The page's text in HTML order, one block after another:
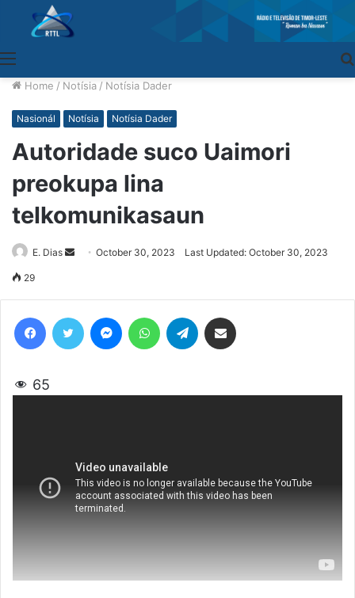
Home / Notísia / Notísia Dader
Nasionál Notísia Notísia Dader
Autoridade suco Uaimori
preokupa lina
telkomunikasaun
E. Dias
SendOctober 30, 2023 Last Updated: October 30, 2023
29
65